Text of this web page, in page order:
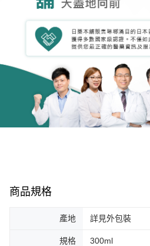
商品規格
產地 詳見外包裝
規格 300ml